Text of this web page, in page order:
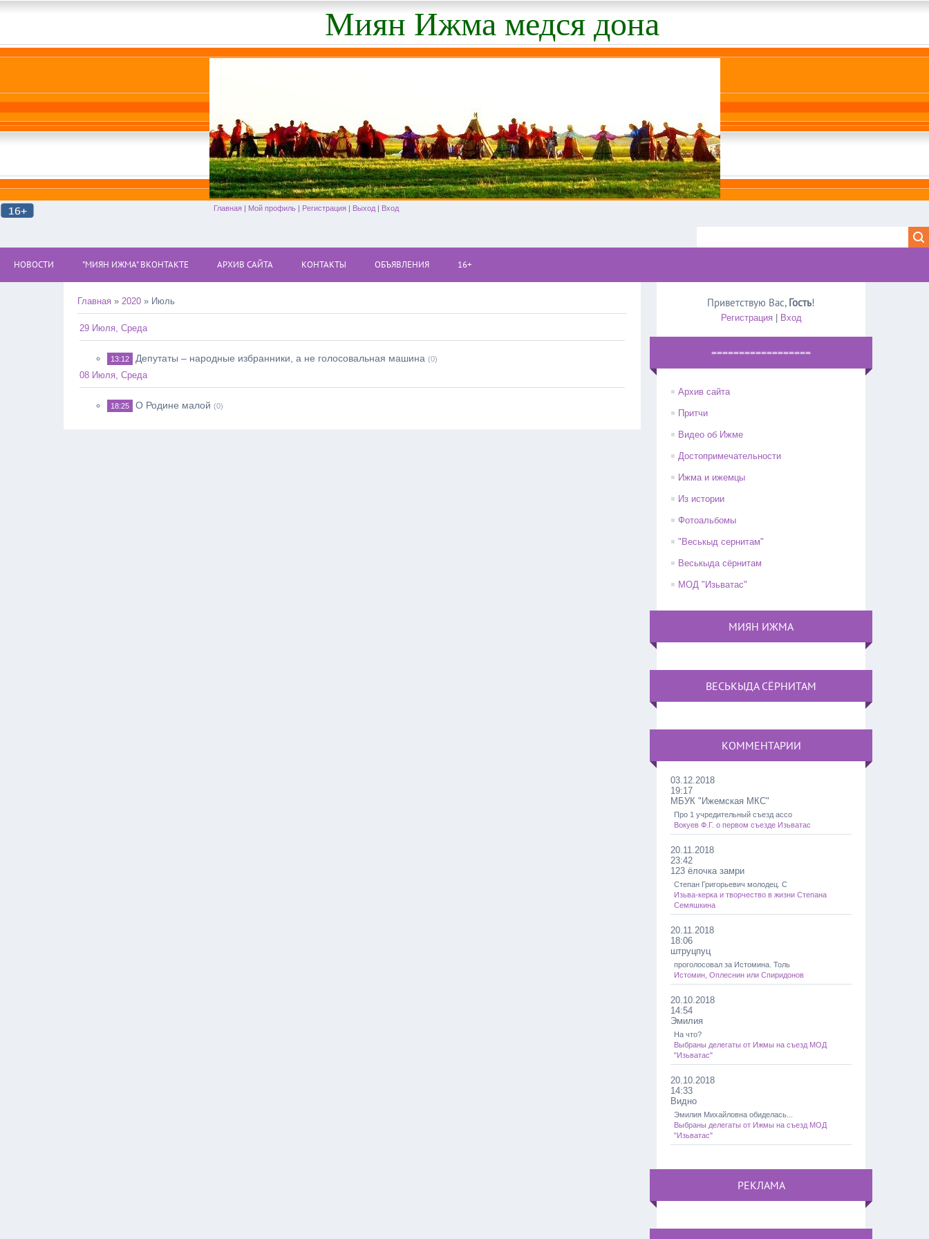
Миян Ижма медся дона
Главная | Мой профиль | Регистрация | Выход | Вход
НОВОСТИ "МИЯН ИЖМА" ВКОНТАКТЕ АРХИВ САЙТА КОНТАКТЫ ОБЪЯВЛЕНИЯ 16+
Главная » 2020 » Июль
29 Июля, Среда
13:12 Депутаты – народные избранники, а не голосовальная машина (0)
08 Июля, Среда
18:25 О Родине малой (0)
Приветствую Вас, Гость!
Регистрация| Вход
==================
Архив сайта
Притчи
Видео об Ижме
Достопримечательности
Ижма и ижемцы
Из истории
Фотоальбомы
"Веськыд сернитам"
Веськыда сёрнитам
МОД "Изьватас"
МИЯН ИЖМА
ВЕСЬКЫДА СЁРНИТАМ
КОММЕНТАРИИ
03.12.2018
19:17
МБУК "Ижемская МКС"
Про 1 учредительный съезд ассо
Вокуев Ф.Г. о первом съезде Изьватас
20.11.2018
23:42
123 ёлочка замри
Степан Григорьевич молодец. С
Изьва-керка и творчество в жизни Степана
Семяшкина
20.11.2018
18:06
штруцпуц
проголосовал за Истомина. Толь
Истомин, Оплеснин или Спиридонов
20.10.2018
14:54
Эмилия
На что?
Выбраны делегаты от Ижмы на съезд МОД
"Изьватас"
20.10.2018
14:33
Видно
Эмилия Михайловна обиделась...
Выбраны делегаты от Ижмы на съезд МОД
"Изьватас"
РЕКЛАМА